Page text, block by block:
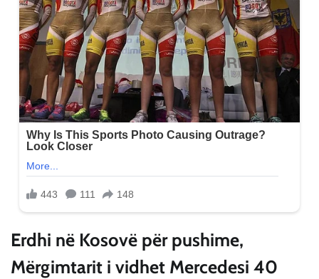
Erdhi në Kosovë për pushime,
Mërgimtarit i vidhet Mercedesi 40